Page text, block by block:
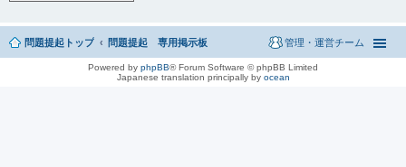
問題提起トップ 問題提起 専用掲示板 管理・運営チーム
Powered by phpBB® Forum Software © phpBB Limited
Japanese translation principally by ocean